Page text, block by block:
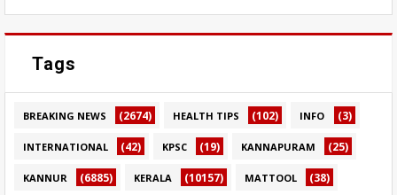
Tags
BREAKING NEWS (2674) HEALTH TIPS (102) INFO (3)
INTERNATIONAL (42) KPSC (19) KANNAPURAM (25)
KANNUR (6885) KERALA (10157) MATTOOL (38)